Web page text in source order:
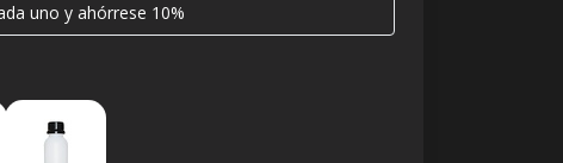
uno y ahórrese 10%